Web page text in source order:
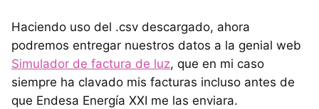
Haciendo uso del .csv descargado, ahora
podremos entregar nuestros datos a la genial web
Simulador de factura de luz, que en mi caso
siempre ha clavado mis facturas incluso antes de
que Endesa Energía XXI me las enviara.